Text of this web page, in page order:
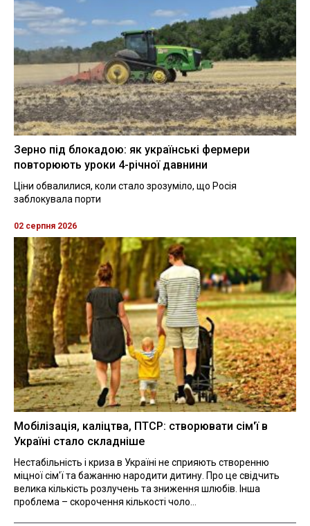
Зерно під блокадою: як українські фермери
повторюють уроки 4-річної давнини
Ціни обвалилися, коли стало зрозуміло, що Росія
заблокувала порти
02 серпня 2026
Мобілізація, каліцтва, ПТСР: створювати сім'ї в
Україні стало складніше
Нестабільність і криза в Україні не сприяють створенню
міцної сім'ї та бажанню народити дитину. Про це свідчить
велика кількість розлучень та зниження шлюбів. Інша
проблема – скорочення кількості чоло...